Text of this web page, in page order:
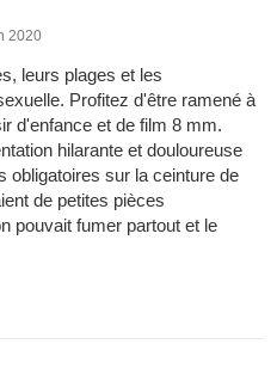
2020
leurs plages et les
Profitez d'être ramené à
d'enfance et de film 8 mm.
hilarante et douloureuse
obligatoires sur la ceinture de
de petites pièces
pouvait fumer partout et le